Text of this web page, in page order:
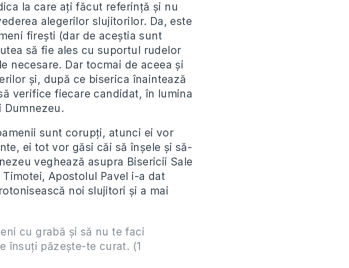
la care ați făcut referință și nu
alegerilor slujitorilor. Da, este
firești (dar de aceștia sunt
să fie ales cu suportul rudelor
necesare. Dar tocmai de aceea și
și, după ce biserica înaintează
verifice fiecare candidat, în lumina
sunt corupți, atunci ei vor
ei tot vor găsi căi să înșele și să-
veghează asupra Bisericii Sale
Apostolul Pavel i-a dat
noi slujitori și a mai
cu grabă şi să nu te faci
însuţi păzeşte-te curat. (1